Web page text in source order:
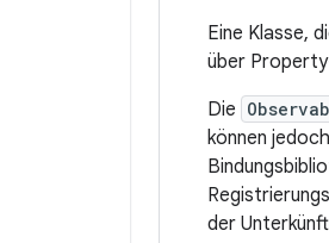
Eine Klasse,
über
Die
können
der